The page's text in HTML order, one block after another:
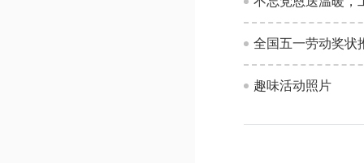
全国五一劳动奖状
趣味活动照片